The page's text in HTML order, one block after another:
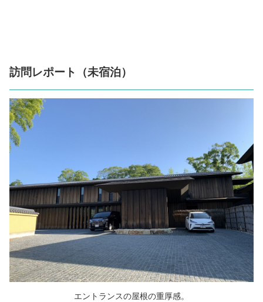
訪問レポート（未宿泊）
エントランスの屋根の重厚感。